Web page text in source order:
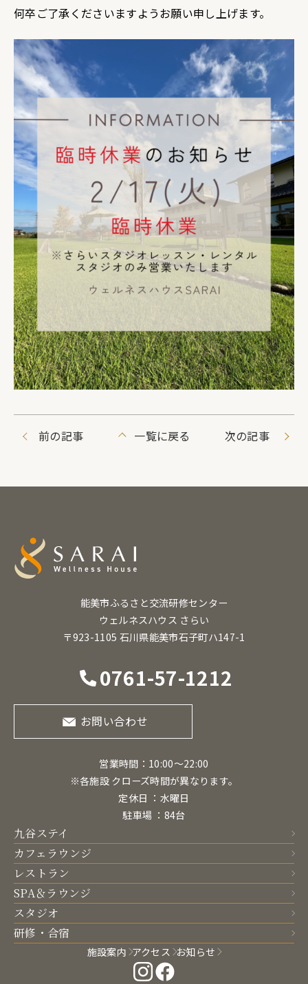
何卒ご了承くださいますようお願い申し上げます。
前の記事 一覧に戻る 次の記事
能美市ふるさと交流研修センター
ウェルネスハウス さらい
〒923-1105 石川県能美市石子町ハ147-1
0761-57-1212
お問い合わせ
営業時間：10:00〜22:00
※各施設 クローズ時間が異なります。
定休日 ：水曜日
駐車場 ：84台
九谷ステイ
カフェラウンジ
レストラン
SPA＆ラウンジ
スタジオ
研修・合宿
施設案内 アクセス お知らせ